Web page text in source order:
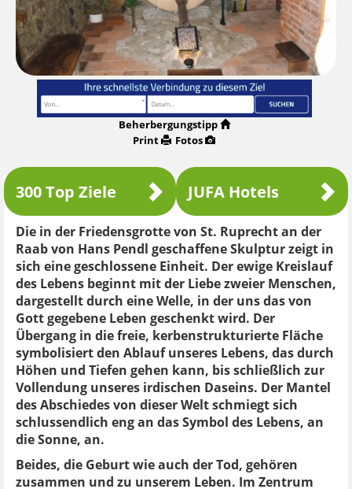
Beherbergungstipp
Print
Fotos
300 Top Ziele JUFA Hotels
Die in der Friedensgrotte von St. Ruprecht an der
Raab von Hans Pendl geschaffene Skulptur zeigt in
sich eine geschlossene Einheit. Der ewige Kreislauf
des Lebens beginnt mit der Liebe zweier Menschen,
dargestellt durch eine Welle, in der uns das von
Gott gegebene Leben geschenkt wird. Der
Übergang in die freie, kerbenstrukturierte Fläche
symbolisiert den Ablauf unseres Lebens, das durch
Höhen und Tiefen gehen kann, bis schließlich zur
Vollendung unseres irdischen Daseins. Der Mantel
des Abschiedes von dieser Welt schmiegt sich
schlussendlich eng an das Symbol des Lebens, an
die Sonne, an.
Beides, die Geburt wie auch der Tod, gehören
zusammen und zu unserem Leben. Im Zentrum